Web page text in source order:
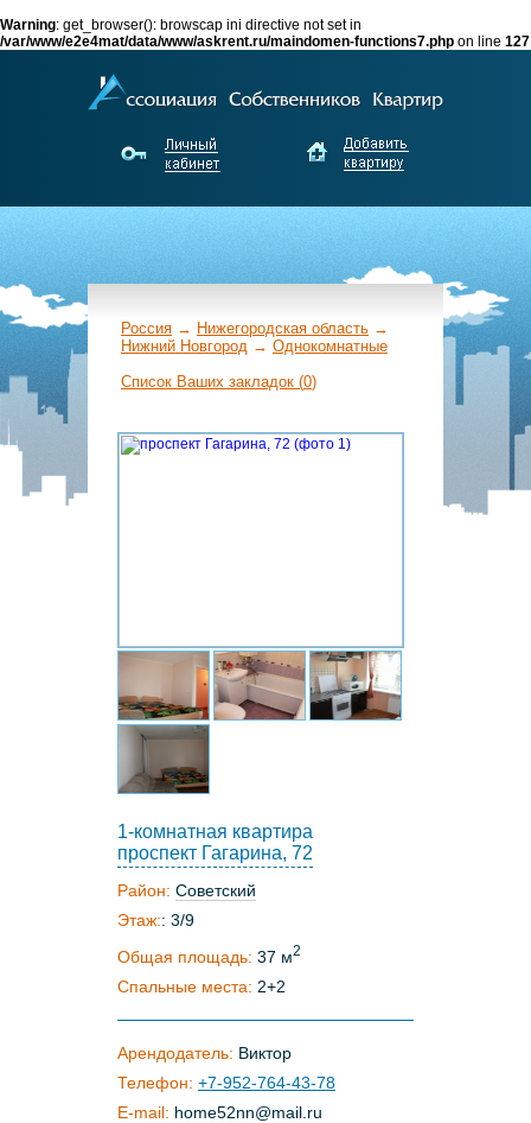
Warning: get_browser(): browscap ini directive not set in
/var/www/e2e4mat/data/www/askrent.ru/maindomen-functions7.php on line 127
Россия → Нижегородская область →
Нижний Новгород → Однокомнатные
←
Список Ваших закладок (0)
1-комнатная квартира
проспект Гагарина, 72
Район: Советский
Этаж:: 3/9
Общая площадь: 37 м2
Спальные места: 2+2
Арендодатель: Виктор
Телефон: +7-952-764-43-78
E-mail: home52nn@mail ru